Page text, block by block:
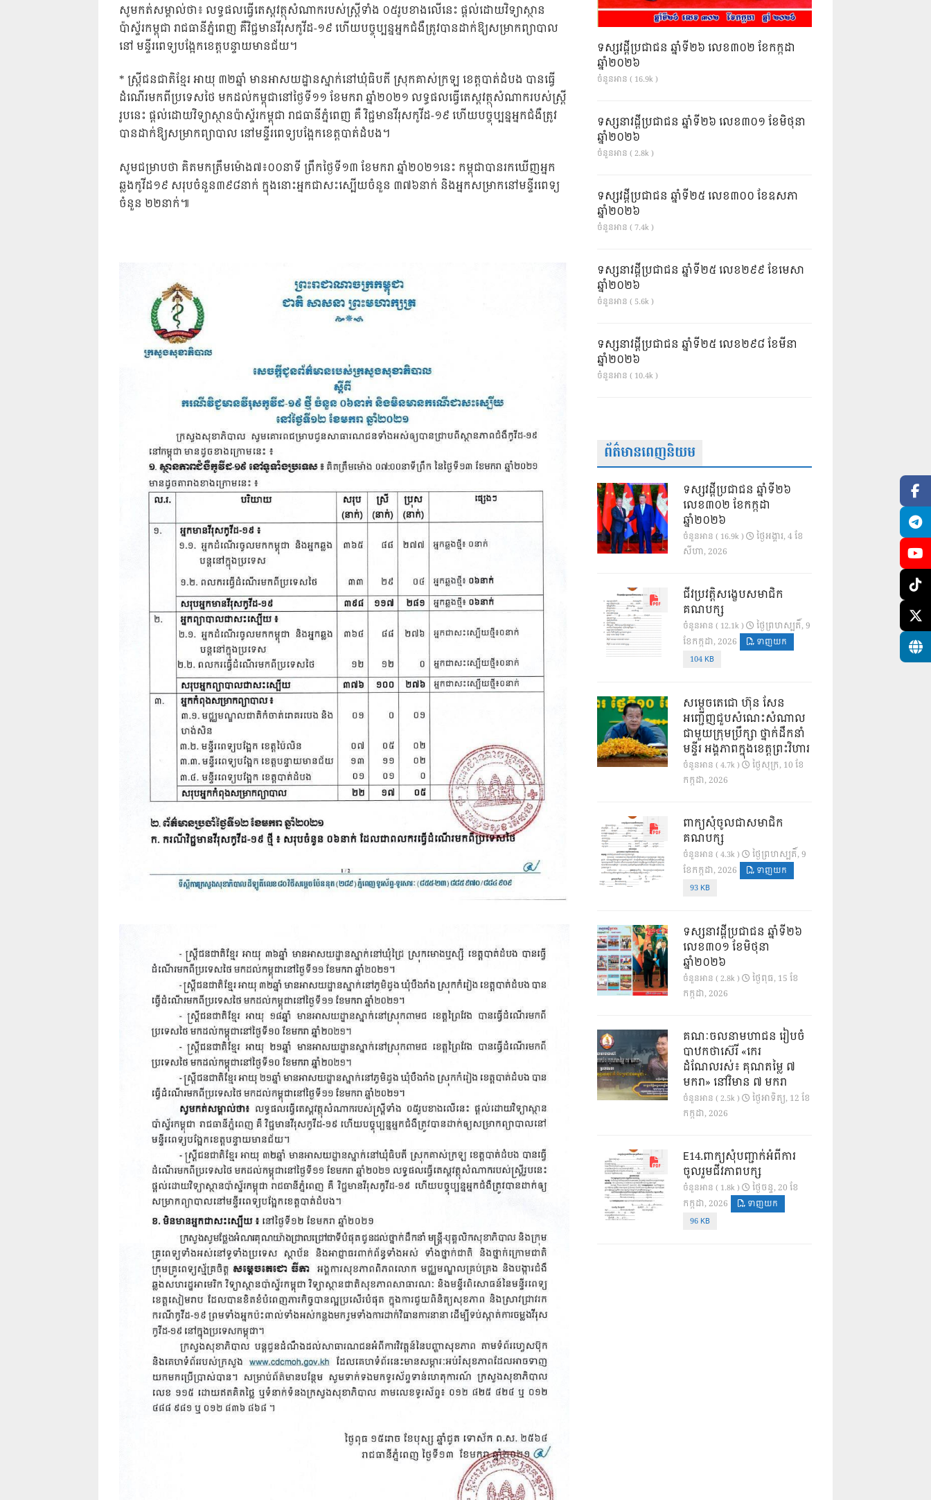
សូមកត់សម្គាល់ថា៖ លទ្ធផលធ្វើតេស្តវត្ថុសំណាករបស់ស្ត្រីទាំង ០៥រូបខាងលើនេះ ផ្តល់ដោយវិទ្យាស្ថាន
ប៉ាស្ទ័រកម្ពុជា រាជធានីភ្នំពេញ គឺវិជ្ជមានវីរុសកូវីដ-១៩ ហើយបច្ចុប្បន្នអ្នកជំងឺត្រូវបានដាក់ឱ្យសម្រាកព្យាបាល
នៅ មន្ទីរពេទ្យបង្អែកខេត្តបន្ទាយមានជ័យ។
* ស្ត្រីជនជាតិខ្មែរ អាយុ ៣២ឆ្នាំ មានអាសយដ្ឋានស្នាក់នៅឃុំធិបតី ស្រុកគាស់ក្រឡ ខេត្តបាត់ដំបង បានធ្វើ
ដំណើរមកពីប្រទេសថៃ មកដល់កម្ពុជានៅថ្ងៃទី១១ ខែមករា ឆ្នាំ២០២១ លទ្ធផលធ្វើតេស្តវត្ថុសំណាករបស់ស្ត្រី
រូបនេះ ផ្តល់ដោយវិទ្យាស្ថានប៉ាស្ទ័រកម្ពុជា រាជធានីភ្នំពេញ គឺ វិជ្ជមានវីរុសកូវីដ-១៩ ហើយបច្ចុប្បន្នអ្នកជំងឺត្រូវ
បានដាក់ឱ្យសម្រាកព្យាបាល នៅមន្ទីរពេទ្យបង្អែកខេត្តបាត់ដំបង។
សូមជម្រាបថា គិតមកត្រឹមម៉ោង៧៖០០នាទី ព្រឹកថ្ងៃទី១៣ ខែមករា ឆ្នាំ២០២១នេះ កម្ពុជាបានរកឃើញអ្នក
ឆ្លងកូវីដ១៩ សរុបចំនួន៣៩៨នាក់ ក្នុងនោះអ្នកជាសះស្បើយចំនួន ៣៧៦នាក់ និងអ្នកសម្រាកនៅមន្ទីរពេទ្យ
ចំនួន ២២នាក់៕
ទស្សវដ្តីប្រជាជន ឆ្នាំទី២៦ លេខ៣០២ ខែកក្កដា
ឆ្នាំ២០២៦
ចំនួនអាន ( 16.9k )
ទស្សនាវដ្ដីប្រជាជន ឆ្នាំទី២៦ លេខ៣០១ ខែមិថុនា
ឆ្នាំ២០២៦
ចំនួនអាន ( 2.8k )
ទស្សវដ្តីប្រជាជន ឆ្នាំទី២៥ លេខ៣០០ ខែឧសភា
ឆ្នាំ២០២៦
ចំនួនអាន ( 7.4k )
ទស្សនាវដ្ដីប្រជាជន ឆ្នាំទី២៥ លេខ២៩៩ ខែមេសា
ឆ្នាំ២០២៦
ចំនួនអាន ( 5.6k )
ទស្សនាវដ្ដីប្រជាជន ឆ្នាំទី២៥ លេខ២៩៨ ខែមីនា
ឆ្នាំ២០២៦
ចំនួនអាន ( 10.4k )
ព័ត៌មានពេញនិយម
ទស្សវដ្តីប្រជាជន ឆ្នាំទី២៦
លេខ៣០២ ខែកក្កដា
ឆ្នាំ២០២៦
ចំនួនអាន ( 16.9k )
ថ្ងៃ​អង្គារ, 4 ខែ​
សីហា, 2026
ជីវប្រវត្តិសង្ខេបសមាជិក
គណបក្ស
ចំនួនអាន ( 12.1k )
ថ្ងៃ​ព្រហស្បតិ៍, 9
ខែ​កក្កដា, 2026
ទាញយក
104 KB
សម្តេចតេជោ ហ៊ុន សែន
អញ្ជើញជួបសំណេះសំណាល
ជាមួយក្រុមប្រឹក្សា ថ្នាក់ដឹកនាំ
មន្ទីរ អង្គភាពក្នុងខេត្តព្រះវិហារ
ចំនួនអាន ( 4.7k )
ថ្ងៃ​សុក្រ, 10 ខែ​
កក្កដា, 2026
ពាក្យសុំចូលជាសមាជិក
គណបក្ស
ចំនួនអាន ( 4.3k )
ថ្ងៃ​ព្រហស្បតិ៍, 9
ខែ​កក្កដា, 2026
ទាញយក
93 KB
ទស្សនាវដ្ដីប្រជាជន ឆ្នាំទី២៦
លេខ៣០១ ខែមិថុនា
ឆ្នាំ២០២៦
ចំនួនអាន ( 2.8k )
ថ្ងៃ​ពុធ, 15 ខែ​
កក្កដា, 2026
គណៈចលនាមហាជន រៀបចំ
បាឋកថាស៊េរី «កេរ
ដំណែលរស់៖ គុណតម្លៃ ៧
មករា» នៅវិមាន ៧ មករា
ចំនួនអាន ( 2.5k )
ថ្ងៃ​អាទិត្យ, 12 ខែ​
កក្កដា, 2026
E14.ពាក្យសុំបញ្ជាក់អំពីការ
ចូលរួមជីវភាពបក្ស
ចំនួនអាន ( 1.8k )
ថ្ងៃ​ចន្ទ, 20 ខែ​
កក្កដា, 2026
ទាញយក
96 KB